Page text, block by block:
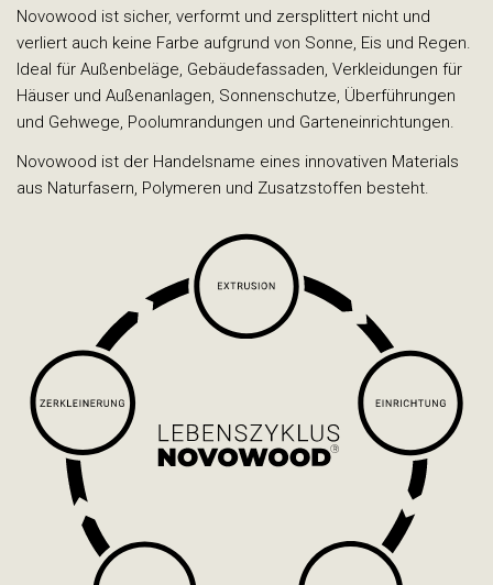
Novowood ist sicher, verformt und zersplittert nicht und
verliert auch keine Farbe aufgrund von Sonne, Eis und Regen.
Ideal für Außenbeläge, Gebäudefassaden, Verkleidungen für
Häuser und Außenanlagen, Sonnenschutze, Überführungen
und Gehwege, Poolumrandungen und Garteneinrichtungen.
Novowood ist der Handelsname eines innovativen Materials
aus Naturfasern, Polymeren und Zusatzstoffen besteht.